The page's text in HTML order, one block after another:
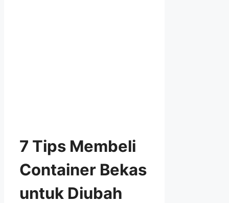
7 Tips Membeli
Container Bekas
untuk Diubah